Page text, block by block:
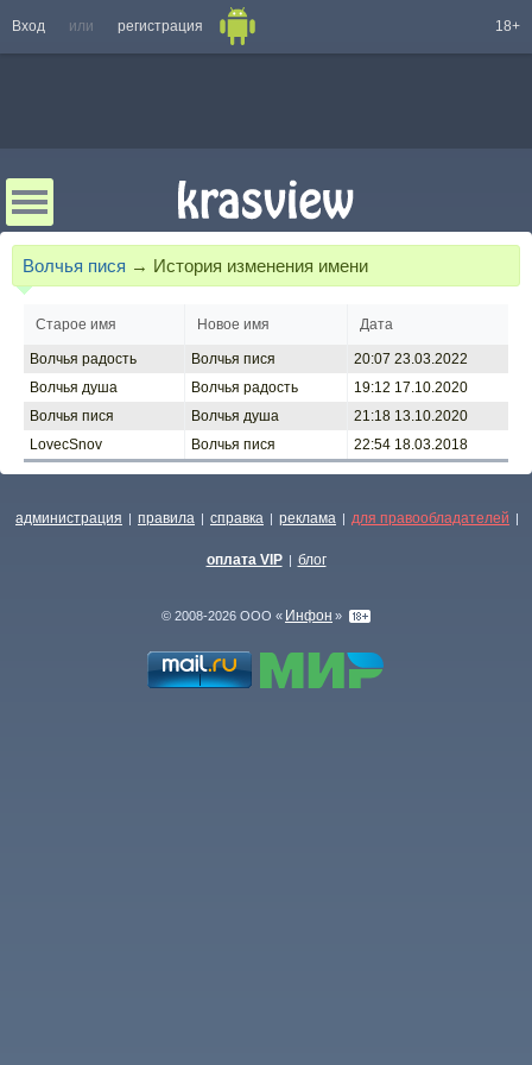
Вход или регистрация 18+
Волчья пися → История изменения имени
Старое имя Новое имя Дата
Волчья радость Волчья пися
20:07 23.03.2022
Волчья душа
Волчья радость
19:12 17.10.2020
Волчья пися
Волчья душа
21:18 13.10.2020
LovecSnov
Волчья пися 22:54 18.03.2018
администрация | правила | справка | реклама | для правообладателей |
оплата VIP | блог
© 2008-2026 ООО « Инфон »